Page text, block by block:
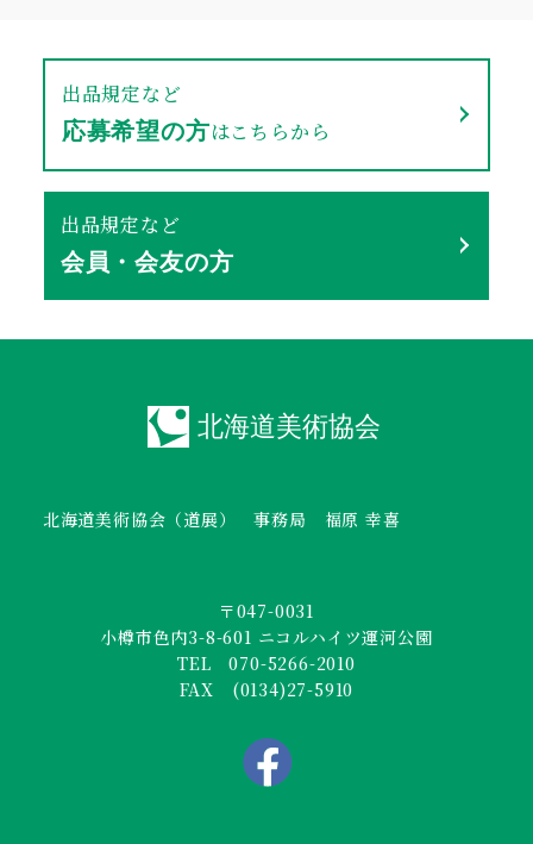
出品規定など
応募希望の方はこちらから
出品規定など
会員・会友の方
北海道美術協会（道展） 事務局 福原 幸喜
〒047-0031
小樽市色内3-8-601 ニコルハイツ運河公園
TEL 070-5266-2010
FAX (0134)27-5910